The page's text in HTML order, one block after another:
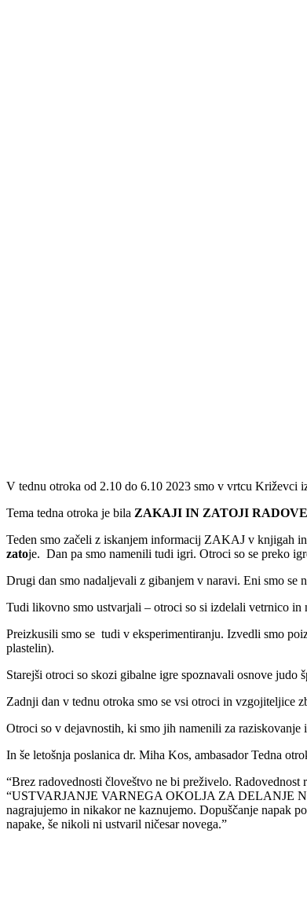
V tednu otroka od 2.10 do 6.10 2023 smo v vrtcu Križevci
Tema tedna otroka je bila ZAKAJI IN ZATOJI
Teden smo začeli z iskanjem informacij ZAKAJ v knjigah
zatoje. Dan pa smo namenili tudi igri. Otroci so se preko
Drugi dan smo nadaljevali z gibanjem v naravi. Eni smo
Tudi likovno smo ustvarjali – otroci so si izdelali vetrnico
Preizkusili smo se tudi v eksperimentiranju. Izvedli smo
plastelin).
Starejši otroci so skozi gibalne igre spoznavali osnove
Zadnji dan v tednu otroka smo se vsi otroci in vzgojiteljice
Otroci so v dejavnostih, ki smo jih namenili za
In še letošnja poslanica dr. Miha Kos, ambasador Tedna
“Brez radovednosti človeštvo ne bi preživelo.
“USTVARJANJE VARNEGA OKOLJA ZA DELANJE
nagrajujemo in nikakor ne kaznujemo. Dopuščanje napak
napake, še nikoli ni ustvaril ničesar novega.”